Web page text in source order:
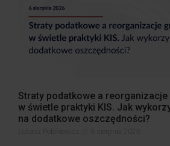
Straty podatkowe a reorganizacje
w świetle praktyki KIS. Jak
na dodatkowe oszczędności?